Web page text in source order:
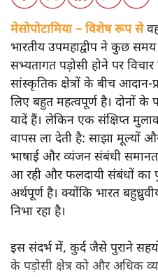
मेसोपोटामिया – विशेष रूप से
भारतीय उपमहाद्वीप ने कुछ समय
सभ्यतागत पड़ोसी होने पर
सांस्कृतिक क्षेत्रों के बीच आदान-
लिए बहुत महत्वपूर्ण है। दोनों
यादें हैं। लेकिन एक संक्षिप्त
वापस ला देती है: साझा मूल्यों
भाषाई और व्यंजन संबंधी
आ रही और फलदायी संबंधों
अर्थपूर्ण है। क्योंकि भारत
निभा रहा है।
इस संदर्भ में, कुर्द जैसे पुराने
के पड़ोसी क्षेत्र को और अधिक